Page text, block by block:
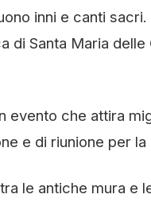
inni e canti
di Santa Maria
evento che attira
e di riunione per
le antiche mura e